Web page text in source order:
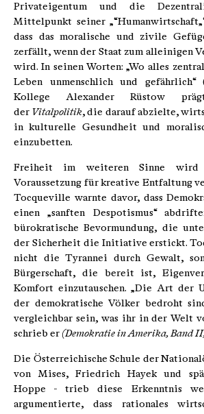
Privateigentum und die
Mittelpunkt seiner
dass das moralische und zivile
zerfällt, wenn der Staat zum alleinigen
wird. In seinen Worten: „Wo alles
Leben unmenschlich und gefährlich“
Kollege Alexander Rüstow
der Vitalpolitik, die darauf abzielte,
in kulturelle Gesundheit und
einzubetten.
Freiheit im weiteren Sinne wird
Voraussetzung für kreative Entfaltung
Tocqueville warnte davor, dass
einen „sanften Despotismus“
bürokratische Bevormundung, die
der Sicherheit die Initiative erstickt.
nicht die Tyrannei durch Gewalt,
Bürgerschaft, die bereit ist,
Komfort einzutauschen. „Die Art der
der demokratische Völker bedroht
vergleichbar sein, was ihr in der Welt
schrieb er (Demokratie in Amerika, Band
Die Österreichische Schule der
von Mises, Friedrich Hayek und
Hoppe - trieb diese Erkenntnis
argumentierte, dass rationales